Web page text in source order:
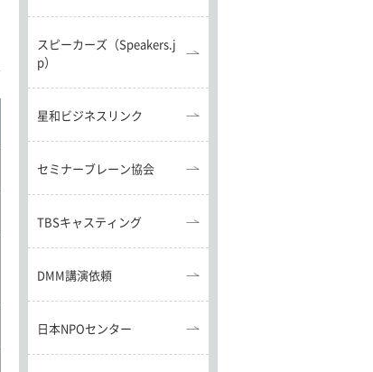
スピーカーズ（Speakers.j
p）
星和ビジネスリンク
セミナーブレーン協会
TBSキャスティング
DMM講演依頼
日本NPOセンター